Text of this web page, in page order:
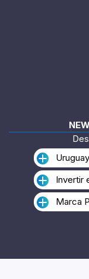
Invertir
Marca